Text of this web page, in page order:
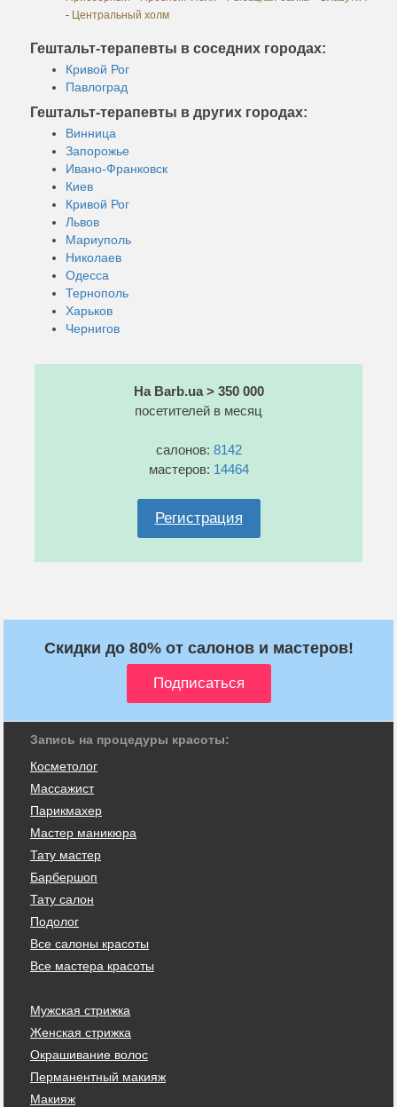
- Центральный холм
Гештальт-терапевты в соседних городах:
Кривой Рог
Павлоград
Гештальт-терапевты в других городах:
Винница
Запорожье
Ивано-Франковск
Киев
Кривой Рог
Львов
Мариуполь
Николаев
Одесса
Тернополь
Харьков
Чернигов
На Barb.ua > 350 000
посетителей в месяц
салонов: 8142
мастеров: 14464
Регистрация
Скидки до 80% от салонов и мастеров!
Запись на процедуры красоты:
Косметолог
Массажист
Парикмахер
Мастер маникюра
Тату мастер
Барбершоп
Тату салон
Подолог
Все салоны красоты
Все мастера красоты
Мужская стрижка
Женская стрижка
Окрашивание волос
Перманентный макияж
Макияж